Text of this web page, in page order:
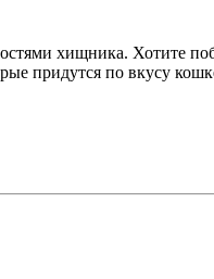
хищника. Хотите
придутся по вкусу